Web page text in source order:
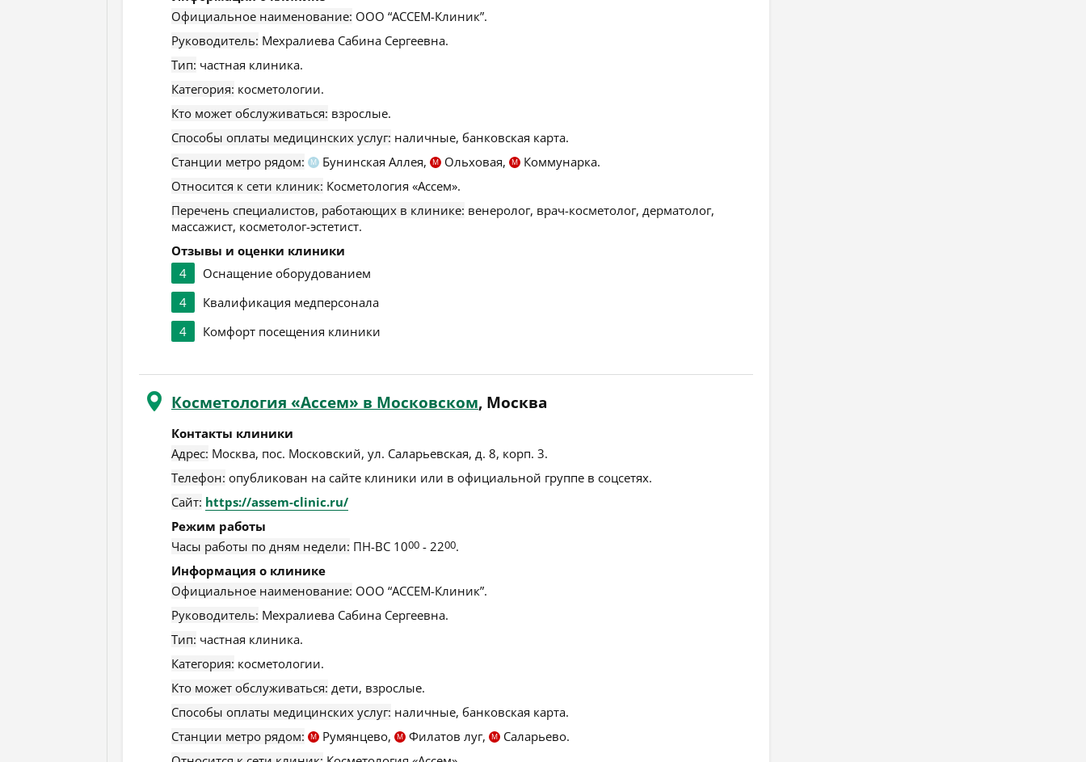
Официальное наименование: ООО “АССЕМ-Клиник”.
Руководитель: Мехралиева Сабина Сергеевна.
Тип: частная клиника.
Категория: косметологии.
Кто может обслуживаться: взрослые.
Способы оплаты медицинских услуг: наличные, банковская карта.
Станции метро рядом:
М Бунинская Аллея, М Ольховая, М
Коммунарка.
Относится к сети клиник: Косметология «Ассем».
Перечень специалистов, работающих в клинике: венеролог, врач-косметолог, дерматолог,
массажист, косметолог-эстетист.
Отзывы и оценки клиники
4
Оснащение оборудованием
4
Квалификация медперсонала
4
Комфорт посещения клиники
Косметология «Ассем» в Московском, Москва
Контакты клиники
Адрес: Москва, пос. Московский, ул. Саларьевская, д. 8, корп. 3.
Телефон: опубликован на сайте клиники или в официальной группе в соцсетях.
Сайт: https://assem-clinic.ru/
Режим работы
Часы работы по дням недели: ПН-ВС 1000 - 2200.
Информация о клинике
Официальное наименование: ООО “АССЕМ-Клиник”.
Руководитель: Мехралиева Сабина Сергеевна.
Тип: частная клиника.
Категория: косметологии.
Кто может обслуживаться: дети, взрослые.
Способы оплаты медицинских услуг: наличные, банковская карта.
Станции метро рядом:
М Румянцево, М Филатов луг, М
Саларьево.